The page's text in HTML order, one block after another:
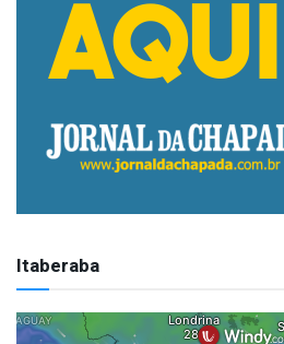
Itaberaba